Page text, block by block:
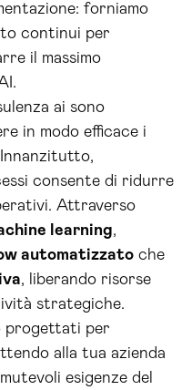
forniamo
continui per
il massimo
ai sono
in modo efficace i
consente di ridurre
Attraverso
learning,
automatizzato che
, liberando risorse
strategiche.
progettati per
alla tua azienda
esigenze del